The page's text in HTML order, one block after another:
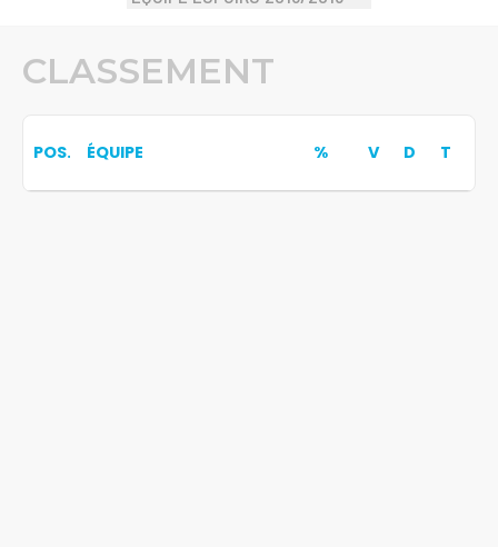
CLASSEMENT
POS. ÉQUIPE % V D T